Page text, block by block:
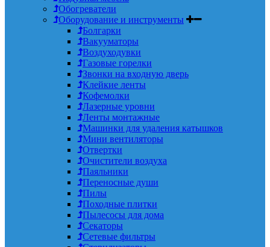
Обогреватели
Оборудование и инструменты
Болгарки
Вакууматоры
Воздуходувки
Газовые горелки
Звонки на входную дверь
Клейкие ленты
Кофемолки
Лазерные уровни
Ленты монтажные
Машинки для удаления катышков
Мини вентиляторы
Отвертки
Очистители воздуха
Паяльники
Переносные души
Пилы
Походные плитки
Пылесосы для дома
Секаторы
Сетевые фильтры